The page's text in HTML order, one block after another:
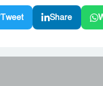
Tweet Share